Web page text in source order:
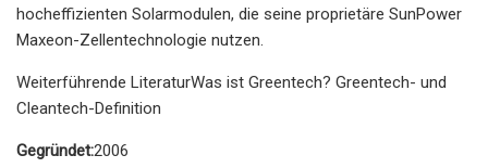
hocheffizienten Solarmodulen, die seine proprietäre SunPower
Maxeon-Zellentechnologie nutzen.
Weiterführende LiteraturWas ist Greentech? Greentech- und
Cleantech-Definition
Gegründet:2006